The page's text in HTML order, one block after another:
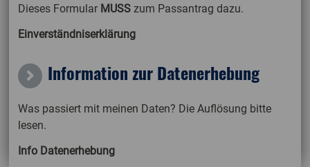
Dieses Formular MUSS zum Passantrag dazu.
Einverständniserklärung
Information zur Datenerhebung
Was passiert mit meinen Daten? Die Auflösung bitte
lesen.
Info Datenerhebung